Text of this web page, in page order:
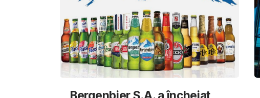
Bergenbier S.A. a încheiat